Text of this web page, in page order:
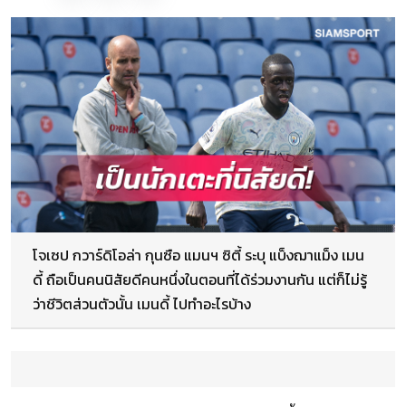
โจเซป กวาร์ดิโอล่า กุนซือ แมนฯ ซิตี้ ระบุ แบ็งฌาแม็ง เมน
ดี้ ถือเป็นคนนิสัยดีคนหนึ่งในตอนที่ได้ร่วมงานกัน แต่ก็ไม่รู้
ว่าชีวิตส่วนตัวนั้น เมนดี้ ไปทำอะไรบ้าง